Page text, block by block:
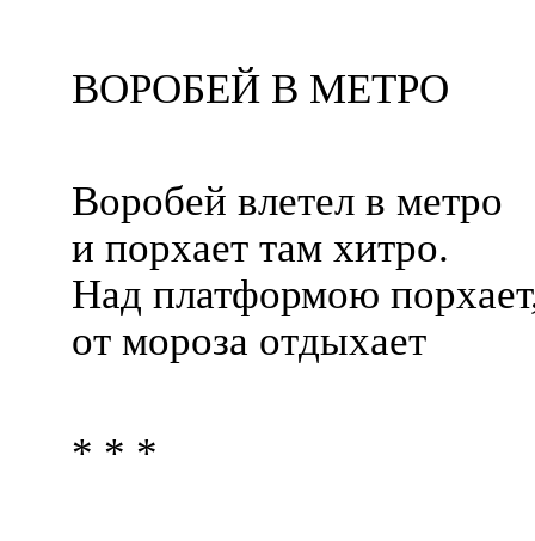
ВОРОБЕЙ В МЕТРО
Воробей влетел в метро
и порхает там хитро.
Над платформою
от мороза отдыхает
* * *